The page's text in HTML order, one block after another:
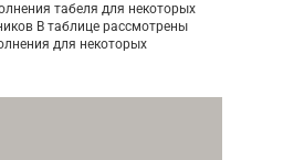
табеля для некоторых
В таблице рассмотрены
для некоторых